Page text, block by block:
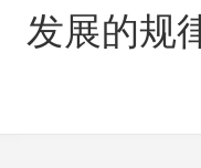
发展的规